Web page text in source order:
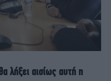
λήξει αισίως αυτή η